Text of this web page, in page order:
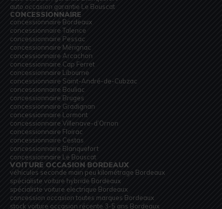
auto occasion garantie Le Bouscat
CONCESSIONNAIRE
concessionnaire Bordeaux
concessionnaire Talence
concessionnaire Pessac
concessionnaire Mérignac
concessionnaire Arcachon
concessionnaire Cap Ferret
concessionnaire Libourne
concessionnaire Saint-André-de-Cubzac
concessionnaire Bouliac
concessionnaire Bruges
concessionnaire Gradignan
concessionnaire Lormont
concessionnaire Villenave-d’Ornon
concessionnaire Floirac
concessionnaire Cestas
concessionnaire Blanquefort
concessionnaire Le Bouscat
VOITURE OCCASION BORDEAUX
véhicules seconde main peu kilométrage Bordeaux
spécialiste voiture hybride Bordeaux
spécialiste voiture electrique Bordeaux
concession occasion toutes marques Bordeaux
stock voiture occasion récente 3-5 ans Bordeaux